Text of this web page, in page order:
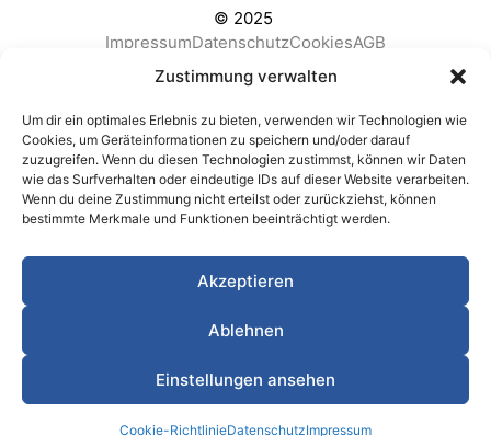
Zustimmung verwalten
Um dir ein optimales Erlebnis zu bieten, verwenden wir Technologien wie
Cookies, um Geräteinformationen zu speichern und/oder darauf
zuzugreifen. Wenn du diesen Technologien zustimmst, können wir Daten
wie das Surfverhalten oder eindeutige IDs auf dieser Website verarbeiten.
Wenn du deine Zustimmung nicht erteilst oder zurückziehst, können
bestimmte Merkmale und Funktionen beeinträchtigt werden.
Akzeptieren
Ablehnen
Einstellungen ansehen
Cookie-RichtlinieDatenschutzImpressum
© 2025
ImpressumDatenschutzCookiesAGB
Facebook
Instagram
BELIEBTE KATEGORIEN
Berichte & Analysen Business
Einkauf & Beschaffung
Gesundheit & Vorsorge
Meetings & Protokolle
Personal & HR
Planung & Strategie
Privat
Produktion & Logistik Projektmanagement